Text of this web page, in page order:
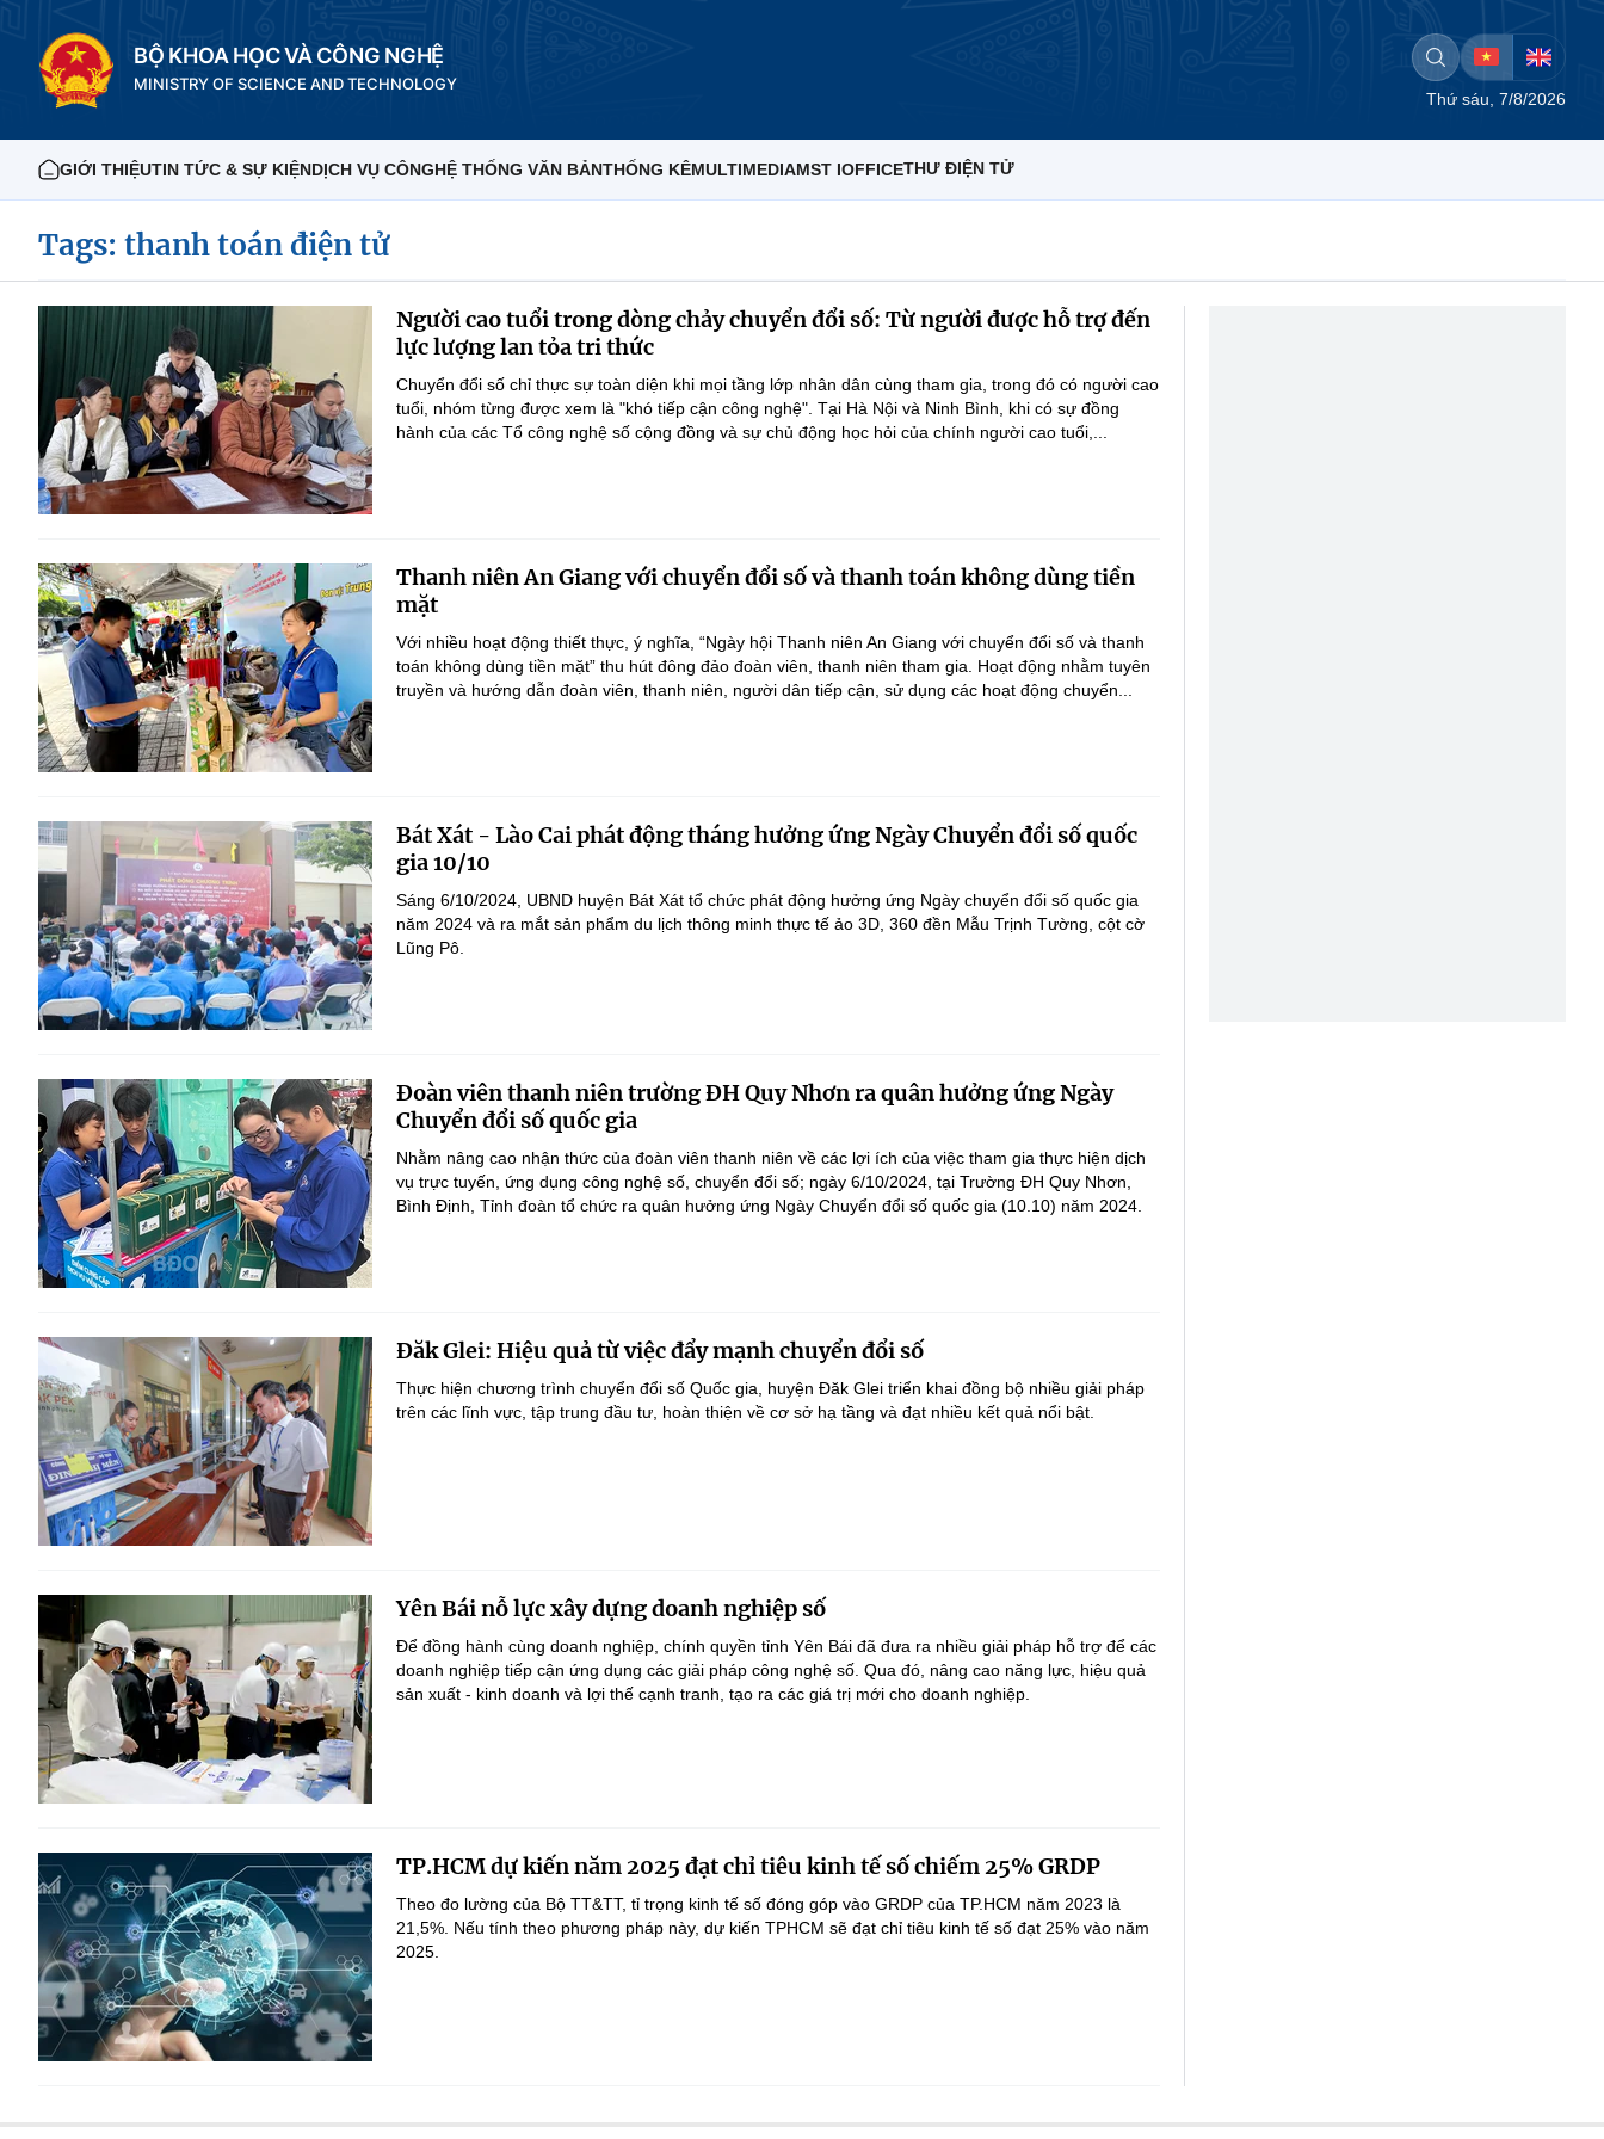
BỘ KHOA HỌC VÀ CÔNG NGHỆ
MINISTRY OF SCIENCE AND TECHNOLOGY
Thứ sáu, 7/8/2026
GIỚI THIỆUTIN TỨC & SỰ KIỆNDỊCH VỤ CÔNGHỆ THỐNG VĂN BẢNTHỐNG KÊMULTIMEDIAMST IOFFICETHƯ ĐIỆN TỬ
Tags: thanh toán điện tử
Người cao tuổi trong dòng chảy chuyển đổi số: Từ người được hỗ trợ đến
lực lượng lan tỏa tri thức
Chuyển đổi số chỉ thực sự toàn diện khi mọi tầng lớp nhân dân cùng tham gia, trong đó có người cao
tuổi, nhóm từng được xem là "khó tiếp cận công nghệ". Tại Hà Nội và Ninh Bình, khi có sự đồng
hành của các Tổ công nghệ số cộng đồng và sự chủ động học hỏi của chính người cao tuổi,...
Thanh niên An Giang với chuyển đổi số và thanh toán không dùng tiền
mặt
Với nhiều hoạt động thiết thực, ý nghĩa, “Ngày hội Thanh niên An Giang với chuyển đổi số và thanh
toán không dùng tiền mặt” thu hút đông đảo đoàn viên, thanh niên tham gia. Hoạt động nhằm tuyên
truyền và hướng dẫn đoàn viên, thanh niên, người dân tiếp cận, sử dụng các hoạt động chuyển...
Bát Xát - Lào Cai phát động tháng hưởng ứng Ngày Chuyển đổi số quốc
gia 10/10
Sáng 6/10/2024, UBND huyện Bát Xát tổ chức phát động hưởng ứng Ngày chuyển đổi số quốc gia
năm 2024 và ra mắt sản phẩm du lịch thông minh thực tế ảo 3D, 360 đền Mẫu Trịnh Tường, cột cờ
Lũng Pô.
Đoàn viên thanh niên trường ĐH Quy Nhơn ra quân hưởng ứng Ngày
Chuyển đổi số quốc gia
Nhằm nâng cao nhận thức của đoàn viên thanh niên về các lợi ích của việc tham gia thực hiện dịch
vụ trực tuyến, ứng dụng công nghệ số, chuyển đổi số; ngày 6/10/2024, tại Trường ĐH Quy Nhơn,
Bình Định, Tỉnh đoàn tổ chức ra quân hưởng ứng Ngày Chuyển đổi số quốc gia (10.10) năm 2024.
Đăk Glei: Hiệu quả từ việc đẩy mạnh chuyển đổi số
Thực hiện chương trình chuyển đổi số Quốc gia, huyện Đăk Glei triển khai đồng bộ nhiều giải pháp
trên các lĩnh vực, tập trung đầu tư, hoàn thiện về cơ sở hạ tầng và đạt nhiều kết quả nổi bật.
Yên Bái nỗ lực xây dựng doanh nghiệp số
Để đồng hành cùng doanh nghiệp, chính quyền tỉnh Yên Bái đã đưa ra nhiều giải pháp hỗ trợ để các
doanh nghiệp tiếp cận ứng dụng các giải pháp công nghệ số. Qua đó, nâng cao năng lực, hiệu quả
sản xuất - kinh doanh và lợi thế cạnh tranh, tạo ra các giá trị mới cho doanh nghiệp.
TP.HCM dự kiến năm 2025 đạt chỉ tiêu kinh tế số chiếm 25% GRDP
Theo đo lường của Bộ TT&TT, tỉ trọng kinh tế số đóng góp vào GRDP của TP.HCM năm 2023 là
21,5%. Nếu tính theo phương pháp này, dự kiến TPHCM sẽ đạt chỉ tiêu kinh tế số đạt 25% vào năm
2025.